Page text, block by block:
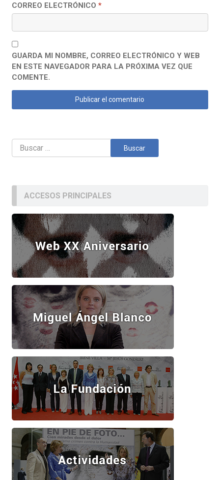
CORREO ELECTRÓNICO *
GUARDA MI NOMBRE, CORREO ELECTRÓNICO Y WEB
EN ESTE NAVEGADOR PARA LA PRÓXIMA VEZ QUE
COMENTE.
Buscar:
ACCESOS PRINCIPALES